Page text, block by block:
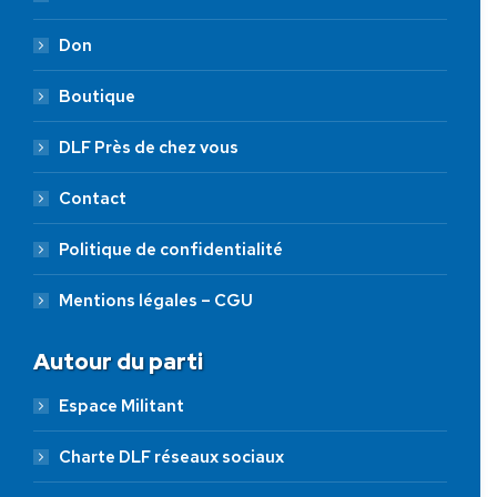
Don
Boutique
DLF Près de chez vous
Contact
Politique de confidentialité
Mentions légales – CGU
Autour du parti
Espace Militant
Charte DLF réseaux sociaux